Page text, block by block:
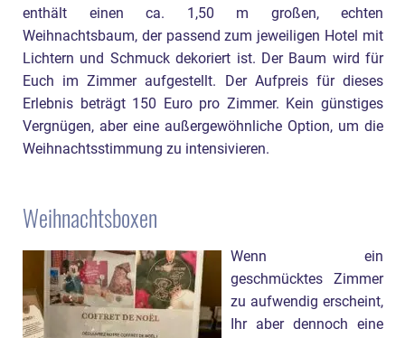
enthält einen ca. 1,50 m großen, echten
Weihnachtsbaum, der passend zum jeweiligen Hotel mit
Lichtern und Schmuck dekoriert ist. Der Baum wird für
Euch im Zimmer aufgestellt. Der Aufpreis für dieses
Erlebnis beträgt 150 Euro pro Zimmer. Kein günstiges
Vergnügen, aber eine außergewöhnliche Option, um die
Weihnachtsstimmung zu intensivieren.
Weihnachtsboxen
Wenn ein
geschmücktes Zimmer
zu aufwendig erscheint,
Ihr aber dennoch eine